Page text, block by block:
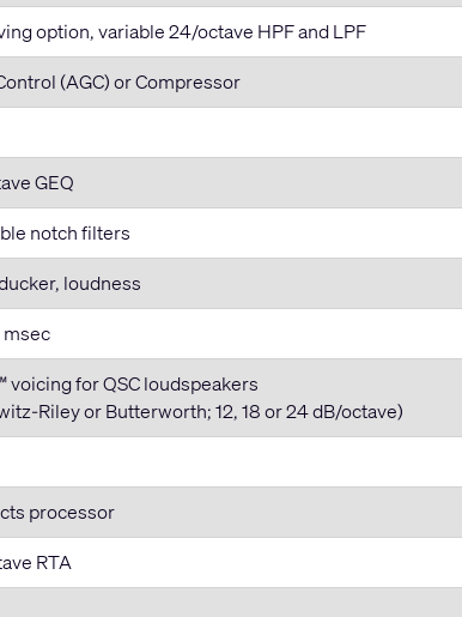
option, variable 24/octave HPF and LPF
(AGC) or Compressor
GEQ
notch filters
loudness
msec
for QSC loudspeakers
Riley or Butterworth; 12, 18 or 24 dB/octave)
processor
RTA